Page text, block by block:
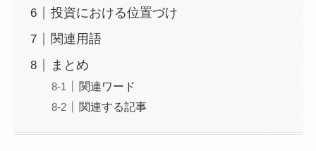
投資における位置づけ
関連用語
まとめ
関連ワード
関連する記事